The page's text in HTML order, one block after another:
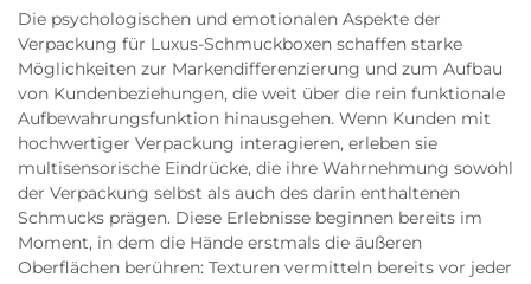
Die psychologischen und emotionalen Aspekte der
Verpackung für Luxus-Schmuckboxen schaffen starke
Möglichkeiten zur Markendifferenzierung und zum Aufbau
von Kundenbeziehungen, die weit über die rein funktionale
Aufbewahrungsfunktion hinausgehen. Wenn Kunden mit
hochwertiger Verpackung interagieren, erleben sie
multisensorische Eindrücke, die ihre Wahrnehmung sowohl
der Verpackung selbst als auch des darin enthaltenen
Schmucks prägen. Diese Erlebnisse beginnen bereits im
Moment, in dem die Hände erstmals die äußeren
Oberflächen berühren: Texturen vermitteln bereits vor jeder